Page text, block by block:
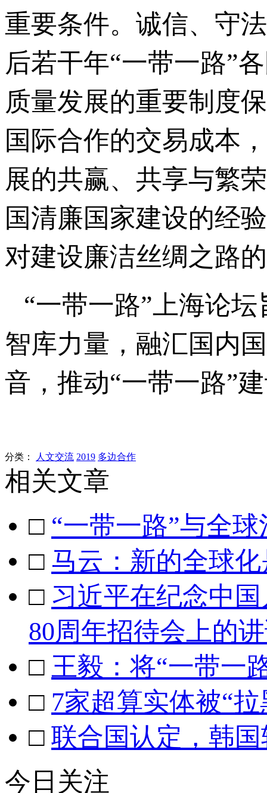
重要条件。诚信、守
后若干年“一带一路”
质量发展的重要制度
国际合作的交易成本
展的共赢、共享与繁
国清廉国家建设的经
对建设廉洁丝绸之路
“一带一路”上海论
智库力量，融汇国内
音，推动“一带一路”
分类： 人文交流 2019 多边合作
相关文章
□ “一带一路”与全
□ 马云：新的全球
□ 习近平在纪念中
80周年招待会上的
□ 王毅：将“一带一
□ 7家超算实体被“
□ 联合国认定，韩
今日关注